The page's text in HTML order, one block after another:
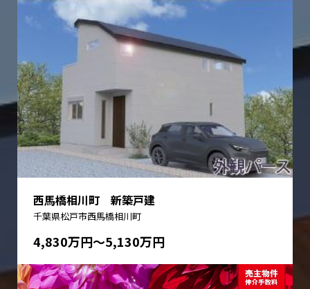
西馬橋相川町 新築戸建
千葉県松戸市西馬橋相川町
4,830万円〜5,130万円